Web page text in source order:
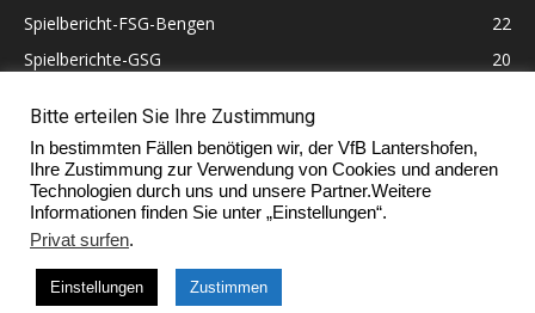
Spielbericht-FSG-Bengen
22
Spielberichte-GSG
20
60 Jahre VfB Lantershofen
Ehrenmitglieder
Impressum
Bitte erteilen Sie Ihre Zustimmung
In bestimmten Fällen benötigen wir, der VfB Lantershofen,
Ihre Zustimmung zur Verwendung von Cookies und anderen
Technologien durch uns und unsere Partner.Weitere
Informationen finden Sie unter „Einstellungen“.
Privat surfen.
Einstellungen Zustimmen